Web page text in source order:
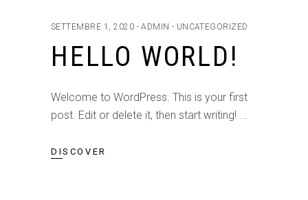
SETTEMBRE 1, 2020 ADMIN UNCATEGORIZED
HELLO WORLD!
Welcome to WordPress. This is your first
post. Edit or delete it, then start writing!
DISCOVER